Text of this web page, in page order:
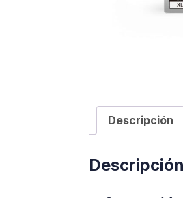
Descripción
Descripción